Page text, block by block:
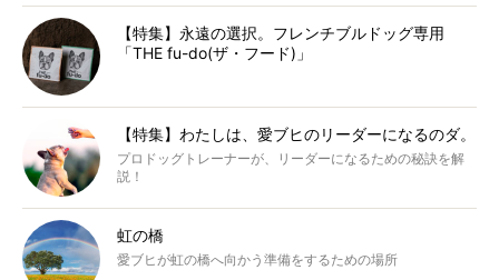
【特集】永遠の選択。フレンチブルドッグ専用
「THE fu-do(ザ・フード)」
【特集】わたしは、愛ブヒのリーダーになるのダ。
プロドッグトレーナーが、リーダーになるための秘訣を解
説！
虹の橋
愛ブヒが虹の橋へ向かう準備をするための場所